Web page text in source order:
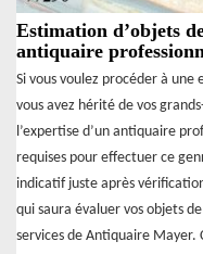
Estimation d’objets
antiquaire
Si vous voulez procéder à
vous avez hérité de vos
l’expertise d’un antiquaire
requises pour effectuer ce
indicatif juste après
qui saura évaluer vos objets
services de Antiquaire Mayer.